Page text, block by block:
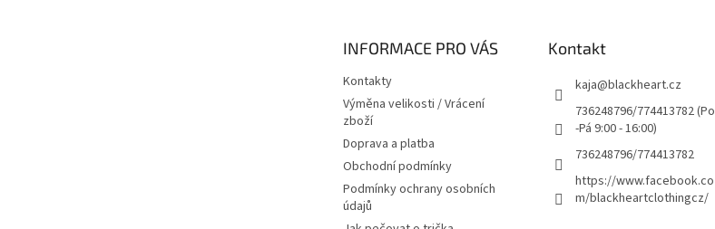
INFORMACE PRO VÁS
Kontakty
Výměna velikosti / Vrácení
zboží
Doprava a platba
Obchodní podmínky
Podmínky ochrany osobních
údajů
Kontakt
kaja@blackheart.cz
736248796/774413782 (Po
-Pá 9:00 - 16:00)
736248796/774413782
https://www.facebook.co
m/blackheartclothingcz/